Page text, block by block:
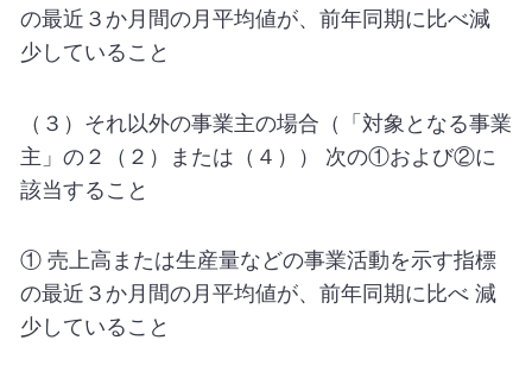
の最近３か月間の月平均値が、前年同期に比べ減
少していること
（３）それ以外の事業主の場合（「対象となる事業
主」の２（２）または（４）） 次の①および②に
該当すること
① 売上高または生産量などの事業活動を示す指標
の最近３か月間の月平均値が、前年同期に比べ 減
少していること